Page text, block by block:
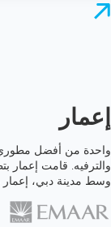
إعمار
واحدة من أفضل مطوري
والترفيه. قامت إعمار
وسط مدينة دبي،